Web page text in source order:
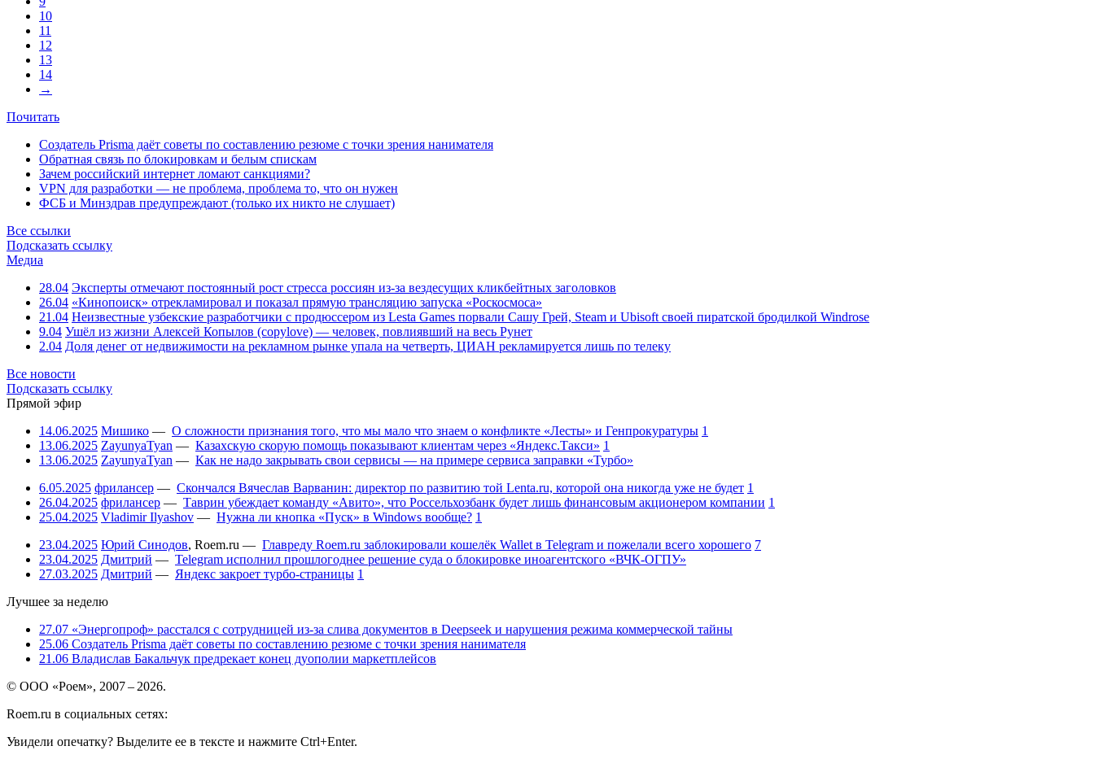
10
11
12
13
14
→
Почитать
Создатель Prisma даёт советы по составлению резюме с точки зрения нанимателя
Обратная связь по блокировкам и белым спискам
Зачем российский интернет ломают санкциями?
VPN для разработки — не проблема, проблема то, что он нужен
ФСБ и Минздрав предупреждают (только их никто не слушает)
Все ссылки
Подсказать ссылку
Медиа
28.04 Эксперты отмечают постоянный рост стресса россиян из-за вездесущих кликбейтных заголовков
26.04 «Кинопоиск» отрекламировал и показал прямую трансляцию запуска «Роскосмоса»
21.04 Неизвестные узбекские разработчики с продюссером из Lesta Games порвали Сашу Грей, Steam и Ubisoft своей пиратской бродилкой Windrose
9.04 Ушёл из жизни Алексей Копылов (copylove) — человек, повлиявший на весь Рунет
2.04 Доля денег от недвижимости на рекламном рынке упала на четверть, ЦИАН рекламируется лишь по телеку
Все новости
Подсказать ссылку
Прямой эфир
14.06.2025 Мишико — О сложности признания того, что мы мало что знаем о конфликте «Лесты» и Генпрокуратуры 1
13.06.2025 ZayunyaTyan — Казахскую скорую помощь показывают клиентам через «Яндекс.Такси» 1
13.06.2025 ZayunyaTyan — Как не надо закрывать свои сервисы — на примере сервиса заправки «Турбо»
6.05.2025 фрилансер — Скончался Вячеслав Варванин: директор по развитию той Lenta.ru, которой она никогда уже не будет 1
26.04.2025 фрилансер — Таврин убеждает команду «Авито», что Россельхозбанк будет лишь финансовым акционером компании 1
25.04.2025 Vladimir Ilyashov — Нужна ли кнопка «Пуск» в Windows вообще? 1
23.04.2025 Юрий Синодов, Roem.ru — Главреду Roem.ru заблокировали кошелёк Wallet в Telegram и пожелали всего хорошего 7
23.04.2025 Дмитрий — Telegram исполнил прошлогоднее решение суда о блокировке иноагентского «ВЧК-ОГПУ»
27.03.2025 Дмитрий — Яндекс закроет турбо-страницы 1
Лучшее за неделю
27.07 «Энергопроф» расстался с сотрудницей из-за слива документов в Deepseek и нарушения режима коммерческой тайны
25.06 Создатель Prisma даёт советы по составлению резюме с точки зрения нанимателя
21.06 Владислав Бакальчук предрекает конец дуополии маркетплейсов
© ООО «Роем», 2007 – 2026.
Roem.ru в социальных сетях:
Увидели опечатку? Выделите ее в тексте и нажмите Ctrl+Enter.